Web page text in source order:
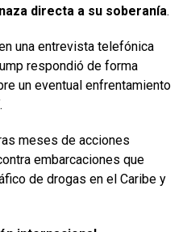
directa a su soberanía.
una entrevista telefónica
respondió de forma
un eventual enfrentamiento
.
meses de acciones
embarcaciones que
de drogas en el Caribe y